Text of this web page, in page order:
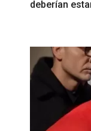
deberían